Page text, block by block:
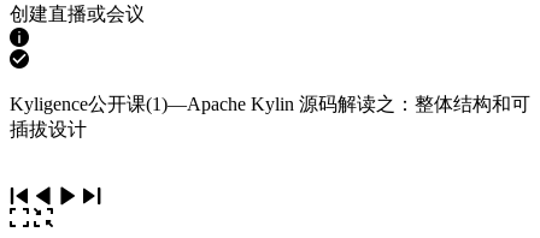
创建直播或会议
Kyligence公开课(1)—Apache Kylin 源码解读之：整体结构和可
插拔设计